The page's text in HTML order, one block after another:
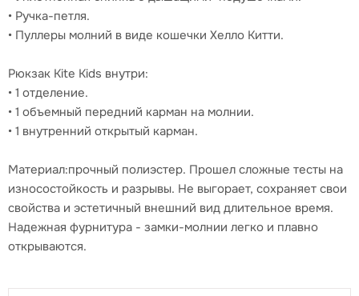
• Ручка-петля.
• Пуллеры молний в виде кошечки Хелло Китти.
Рюкзак Kite Kids внутри:
• 1 отделение.
• 1 объемный передний карман на молнии.
• 1 внутренний открытый карман.
Материал:прочный полиэстер. Прошел сложные тесты на
износостойкость и разрывы. Не выгорает, сохраняет свои
свойства и эстетичный внешний вид длительное время.
Надежная фурнитура - замки-молнии легко и плавно
открываются.